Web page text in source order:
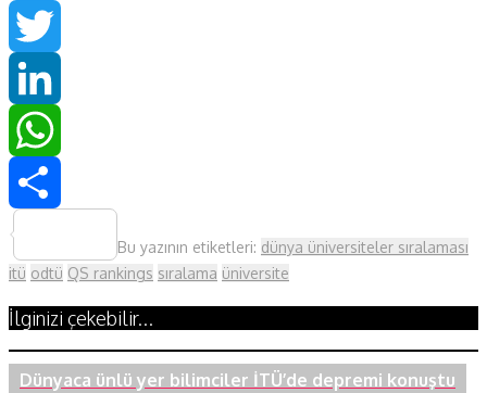
Facebook
Twitter
LinkedIn
WhatsApp
Bu yazının etiketleri: dünya üniversiteler sıralaması
itü odtü QS rankings sıralama üniversite
İlginizi çekebilir...
Dünyaca ünlü yer bilimciler İTÜ’de depremi konuştu